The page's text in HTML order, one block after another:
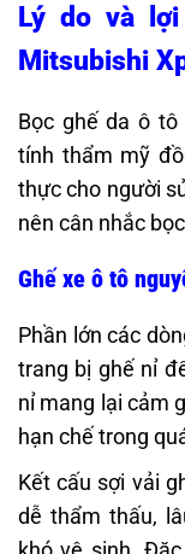
Lý do và
Mitsubishi
Bọc ghế da ô tô
tính thẩm mỹ
thực cho người
nên cân nhắc
Ghế xe ô tô
Phần lớn các
trang bị ghế nỉ
nỉ mang lại cảm
hạn chế trong
Kết cấu sợi vải
dễ thẩm thấu,